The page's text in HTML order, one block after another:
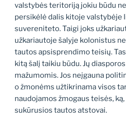
valstybės teritoriją jokiu būdu
persikėlė dalis kitoje valstybėje
suvereniteto. Taigi joks
užkariautoje šalyje kolonistus
tautos apsisprendimo teisių.
kitą šalį taikiu būdu. Jų
mažumomis. Jos neįgauna
o žmonėms užtikrinama visos
naudojamos žmogaus teisės,
sukūrusios tautos atstovai.